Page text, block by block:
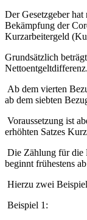
Der Gesetzgeber
Bekämpfung der
Kurzarbeitergeld
Grundsätzlich
Nettoentgeltdifferenz.
Ab dem vierten
ab dem siebten
Voraussetzung ist
erhöhten Satzes
Die Zählung für die
beginnt frühestens
Hierzu zwei
Beispiel 1: